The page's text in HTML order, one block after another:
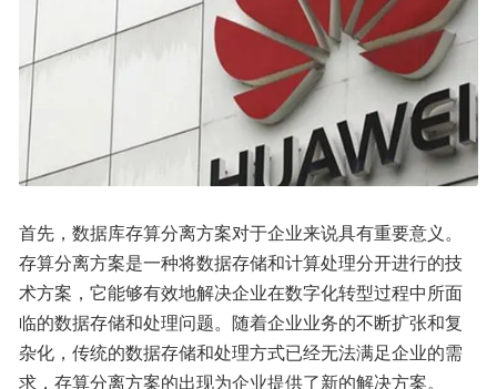
首先，数据库存算分离方案对于企业来说具有重要意义。
存算分离方案是一种将数据存储和计算处理分开进行的技
术方案，它能够有效地解决企业在数字化转型过程中所面
临的数据存储和处理问题。随着企业业务的不断扩张和复
杂化，传统的数据存储和处理方式已经无法满足企业的需
求，存算分离方案的出现为企业提供了新的解决方案。